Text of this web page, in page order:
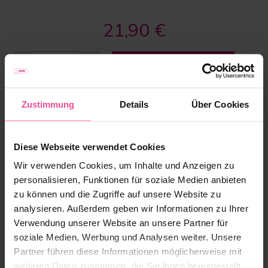
Zustimmung Details Über Cookies
Diese Webseite verwendet Cookies
Wir verwenden Cookies, um Inhalte und Anzeigen zu
personalisieren, Funktionen für soziale Medien anbieten
zu können und die Zugriffe auf unsere Website zu
analysieren. Außerdem geben wir Informationen zu Ihrer
Verwendung unserer Website an unsere Partner für
soziale Medien, Werbung und Analysen weiter. Unsere
Partner führen diese Informationen möglicherweise mit
weiteren Daten zusammen, die Sie ihnen bereitgestellt
21,90 €
Zum Warenkorb hinzufügen
"Als Spezialist für Brustoperationen und
Körperformung führe ich zahlreiche Eingriffe
durch und setze dabei ausschließlich auf
Produkte höchster Qualität. In meiner Klinik
vertraue ich auf die erstklassigen Lösungen von
LIPOELASTIC. Besonders der PI ideal